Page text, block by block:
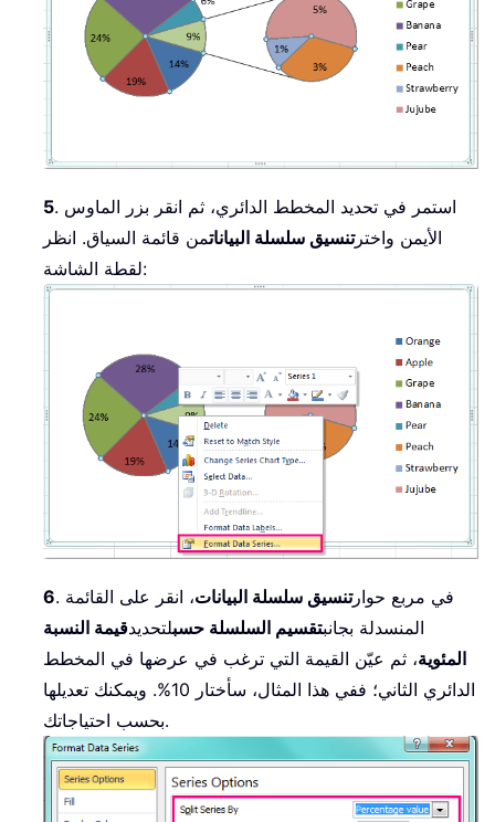
5. استمر في تحديد المخطط الدائري، ثم انقر بزر الماوس
الأيمن واخترتنسيق سلسلة البياناتمن قائمة السياق. انظر
لقطة الشاشة:
6 . في مربع حوارتنسيق سلسلة البيانات، انقر على القائمة
المنسدلة بجانبتقسيم السلسلة حسبلتحديدقيمة النسبة
المئوية، ثم عيّن القيمة التي ترغب في عرضها في المخطط
الدائري الثاني؛ ففي هذا المثال، سأختار 10%. ويمكنك تعديلها
بحسب احتياجاتك.